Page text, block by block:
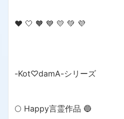
❤️ 🤍 🧡 💙 💛 💚 💜
-Kot♡damA-シリーズ
🌕 Happy言霊作品 🔵